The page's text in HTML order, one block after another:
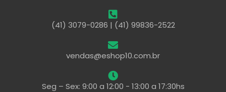
(41) 3079-0286 | (41) 99836-2522
vendas@eshop10.com.br
Seg – Sex: 9:00 a 12:00 - 13:00 a 17:30hs